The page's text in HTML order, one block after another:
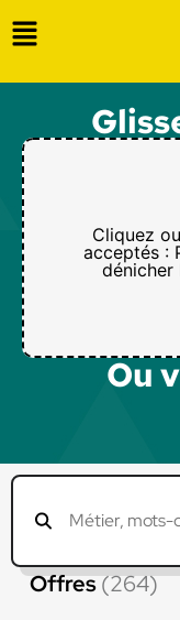
Cliquez
acceptés :
Ou
Offres(264)